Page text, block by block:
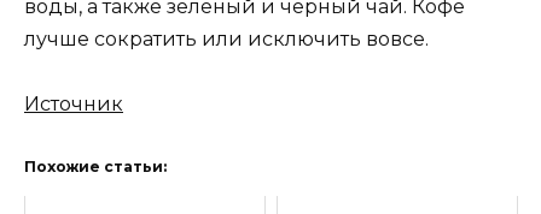
воды, а также зеленый и черный чай. Кофе
лучше сократить или исключить вовсе.
Источник
Похожие статьи: